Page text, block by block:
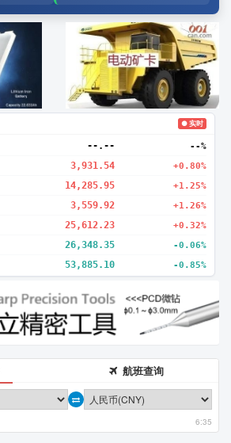
创新
● 实时
--.-- --%
3,931.54 +0.80%
14,285.95 +1.25%
3,559.92 +1.26%
25,612.23 +0.32%
26,348.35 -0.06%
53,885.10 -0.85%
航班查询
6:35